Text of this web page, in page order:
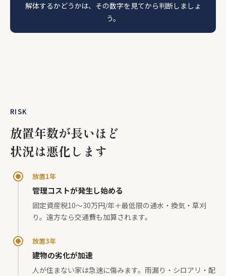
解体するかどうかは、その数字を見てから判断しましょ
う。
RISK
放置年数が長いほど
状況は悪化します
放置1年
管理コストが発生し始める
固定資産税10〜30万円/年＋最低限の通水・換気・草刈
り。遠方なら交通費も加算されます。
放置3年
建物の劣化が加速
人が住まない家は急速に傷みます。雨漏り・シロアリ・配